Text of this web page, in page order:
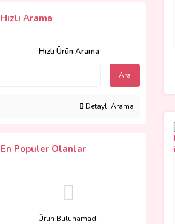
Hızlı Arama
Hızlı Ürün Arama
Ara
Detaylı Arama
En Populer Olanlar
Ürün Bulunamadı.